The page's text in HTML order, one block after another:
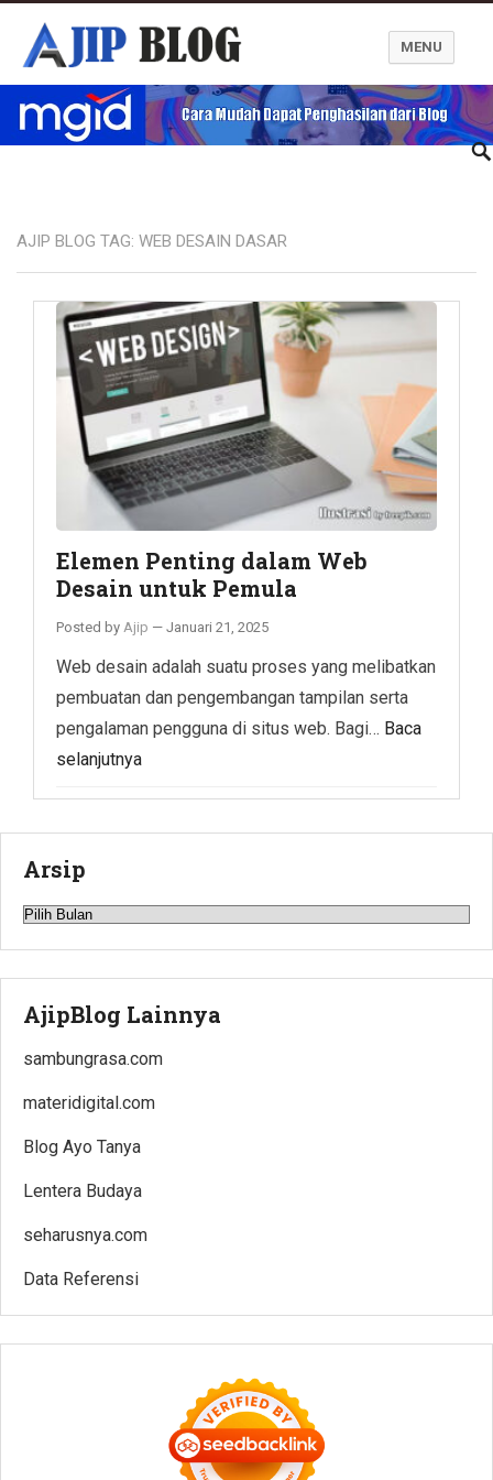
Ajip Blog
MENU
AJIP BLOG TAG: WEB DESAIN DASAR
Elemen Penting dalam Web
Desain untuk Pemula
Posted by Ajip — Januari 21, 2025
Web desain adalah suatu proses yang melibatkan
pembuatan dan pengembangan tampilan serta
pengalaman pengguna di situs web. Bagi… Baca
selanjutnya
Arsip
Arsip
AjipBlog Lainnya
sambungrasa.com
materidigital.com
Blog Ayo Tanya
Lentera Budaya
seharusnya.com
Data Referensi